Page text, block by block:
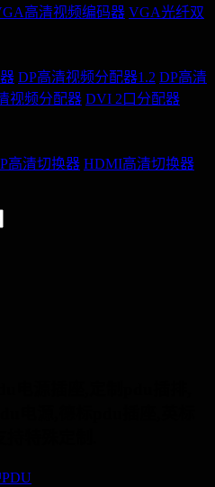
高清视频编码器 VGA光纤双
DP高清视频分配器1.2 DP高清
视频分配器 DVI 2口分配器
高清切换器 HDMI高清切换器